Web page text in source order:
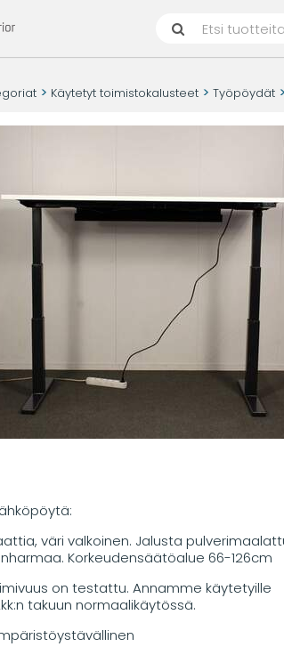
Käytetyt toimistokalusteet Työpöydät
väri valkoinen. Jalusta
Korkeudensäätöalue 66-126cm
on testattu. Annamme käytetyille
takuun normaalikäytössä.